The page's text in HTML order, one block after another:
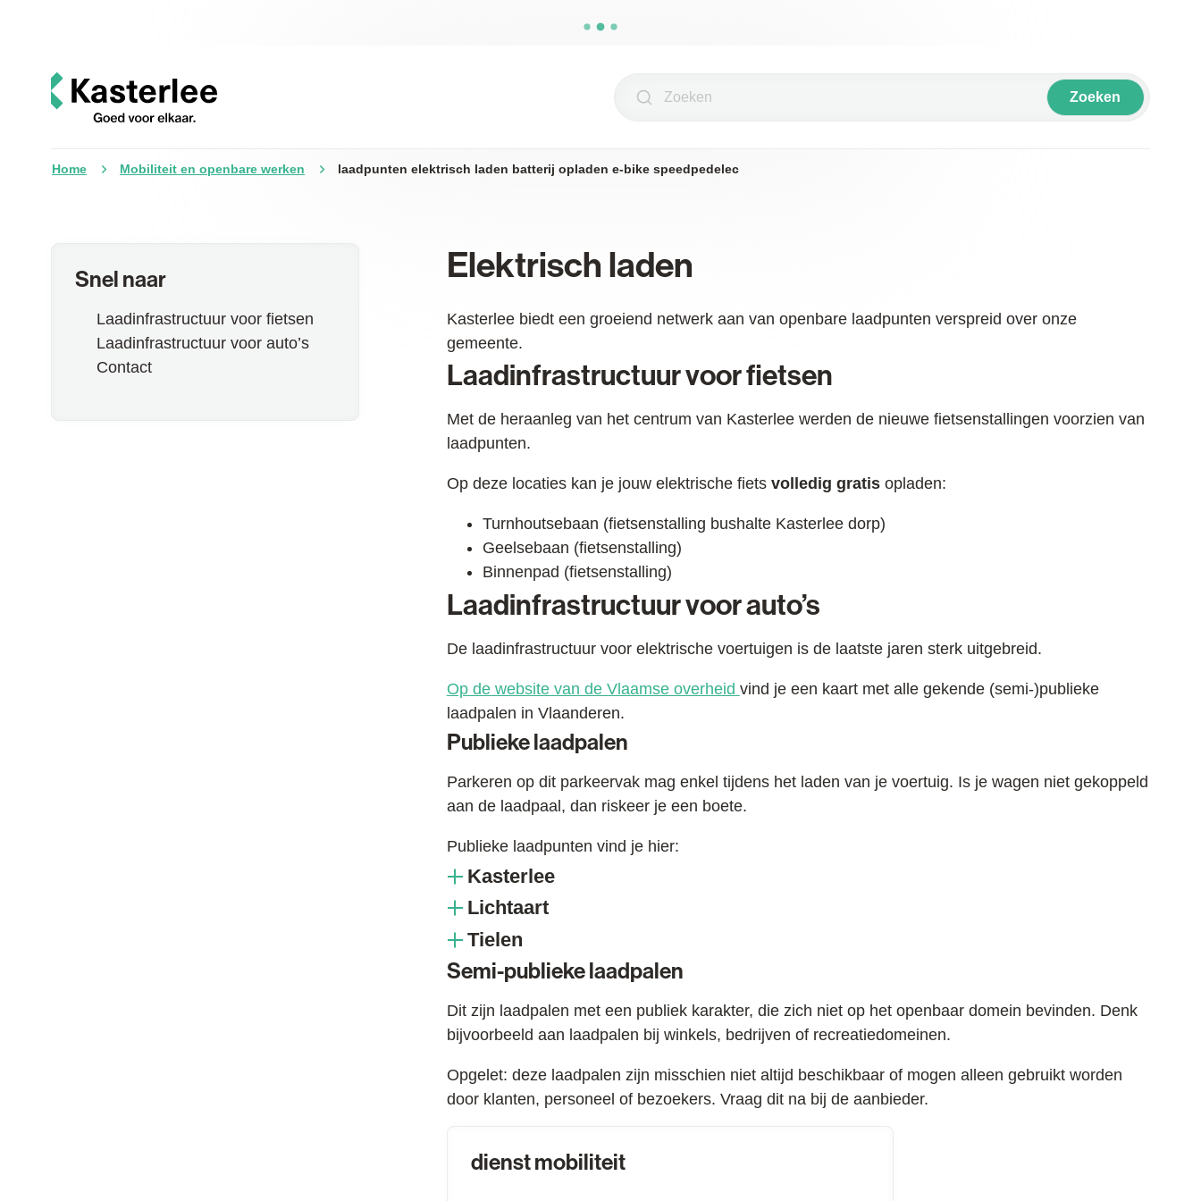
Kasterlee
Zoeken
Zoeken
Home Mobiliteit en openbare werken laadpunten elektrisch laden batterij opladen e-bike speedpedelec
Snel naar
Laadinfrastructuur voor fietsen
Laadinfrastructuur voor auto’s
Contact
Elektrisch laden
Kasterlee biedt een groeiend netwerk aan van openbare laadpunten verspreid over onze
gemeente.
Laadinfrastructuur voor fietsen
Met de heraanleg van het centrum van Kasterlee werden de nieuwe fietsenstallingen voorzien van
laadpunten.
Op deze locaties kan je jouw elektrische fiets volledig gratisopladen:
Turnhoutsebaan (fietsenstalling bushalte Kasterlee dorp)
Geelsebaan (fietsenstalling)
Binnenpad (fietsenstalling)
Laadinfrastructuur voor auto’s
De laadinfrastructuur voor elektrische voertuigen is de laatste jaren sterk uitgebreid.
Op de website van de Vlaamse overheid vind je een kaart met alle gekende (semi-)publieke
laadpalen in Vlaanderen.
Publieke laadpalen
Parkeren op dit parkeervak mag enkel tijdens het laden van je voertuig. Is je wagen niet gekoppeld
aan de laadpaal, dan riskeer je een boete.
Publieke laadpunten vind je hier:
Kasterlee
Lichtaart
Tielen
Semi-publieke laadpalen
Dit zijn laadpalen met een publiek karakter, die zich niet op het openbaar domein bevinden. Denk
bijvoorbeeld aan laadpalen bij winkels, bedrijven of recreatiedomeinen.
Opgelet: deze laadpalen zijn misschien niet altijd beschikbaar of mogen alleen gebruikt worden
door klanten, personeel of bezoekers. Vraag dit na bij de aanbieder.
dienst mobiliteit